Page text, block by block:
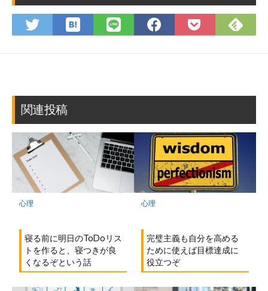
Twitter
で
は
て
ク
ー
ク
に
保
存
LINE
で
Facebook
で
Pocket
に
で
関連投稿
心理
寝る前に明日のToDoリス
トを作ると、寝つきが良
くなるぞという話
心理
完璧主義も自分を高める
ために使えば目標達成に
役立つぞ